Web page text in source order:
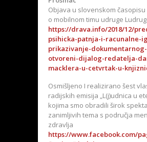
Objava u slovenskom časopisu
o mobilnom timu udruge
https://drava.info/2018/12/
psihicka-patnja-i-racunalne-
prikazivanje-
otvoreni-dijalog-redatelja-
macklera-u-cetvrtak-u-
Osmišljeno I realizirano šest
radijskih emisija „L(j)udnica u
kojima smo obradili širok
zanimljivih tema s područja
zdravlja
https://www.facebook.com/